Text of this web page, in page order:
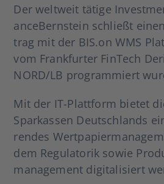
Der welt­weit täti­ge
ance­Bern­stein schließt
trag mit der BIS.on WMS
vom Frank­fur­ter Fin­Tech
NORD/LB pro­gram­miert
Mit der IT-Plat­t­­form bie­tet
Spar­kas­sen Deutsch­lands
ren­des
dem Regu­la­to­rik sowie
ma­nage­ment digi­ta­li­siert